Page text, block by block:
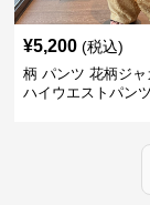
¥5,200 (税込)
柄 パンツ 花柄ジ
ハイウエストパンツ